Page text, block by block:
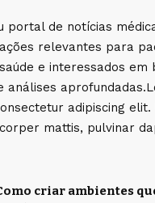
portal de notícias
relevantes para
e interessados em
análises
adipiscing
mattis, pulvinar
criar ambientes